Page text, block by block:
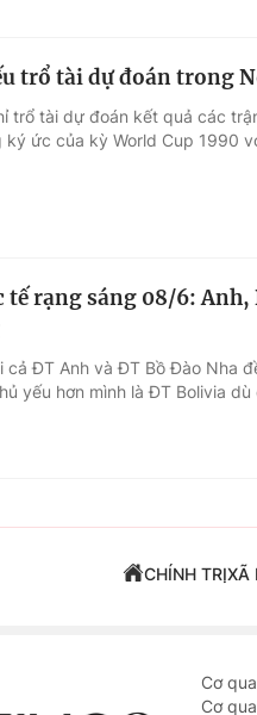
trổ tài dự đoán trong
trổ tài dự đoán kết quả các
ký ức của kỳ World Cup 1990
tế rạng sáng 08/6:
cả ĐT Anh và ĐT Bồ Đào Nha
yếu hơn mình là ĐT Bolivia
CHÍNH TRỊXÃ
Cơ
Cơ